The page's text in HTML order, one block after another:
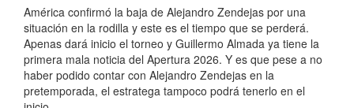
América confirmó la baja de Alejandro Zendejas por una
situación en la rodilla y este es el tiempo que se perderá.
Apenas dará inicio el torneo y Guillermo Almada ya tiene la
primera mala noticia del Apertura 2026. Y es que pese a no
haber podido contar con Alejandro Zendejas en la
pretemporada, el estratega tampoco podrá tenerlo en el